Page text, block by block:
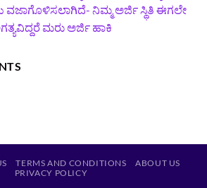
ವಜಾಗೊಳಿಸಲಾಗಿದೆ- ನಿಮ್ಮ ಅರ್ಜಿ ಸ್ಥಿತಿ ಈಗಲೇ
ಮರು ಅರ್ಜಿ ಹಾಕಿ
TERMS AND CONDITIONS
ABOUT US
PRIVACY POLICY